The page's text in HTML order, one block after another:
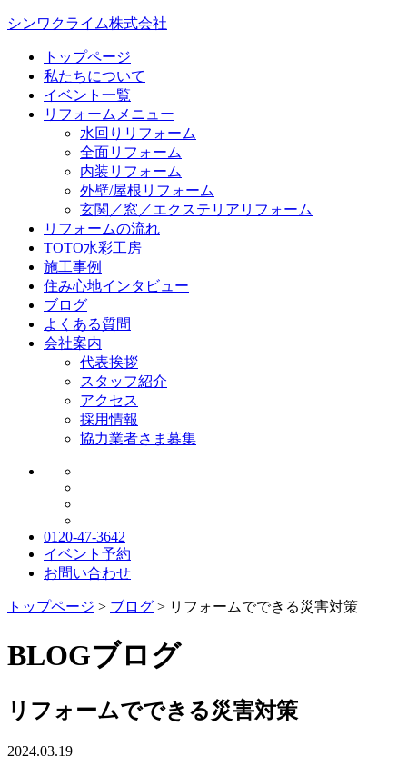
シンワクライム株式会社
トップページ
私たちについて
イベント一覧
リフォームメニュー
水回りリフォーム
全面リフォーム
内装リフォーム
外壁/屋根リフォーム
玄関／窓／エクステリアリフォーム
リフォームの流れ
TOTO水彩工房
施工事例
住み心地インタビュー
ブログ
よくある質問
会社案内
代表挨拶
スタッフ紹介
アクセス
採用情報
協力業者さま募集
0120-47-3642
イベント予約
お問い合わせ
トップページ > ブログ > リフォームでできる災害対策
BLOGブログ
リフォームでできる災害対策
2024.03.19